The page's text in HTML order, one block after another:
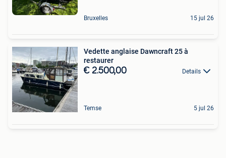
Bruxelles 15 jul 26
Vedette anglaise Dawncraft 25 à
restaurer
€ 2.500,00 Details
Temse 5 jul 26